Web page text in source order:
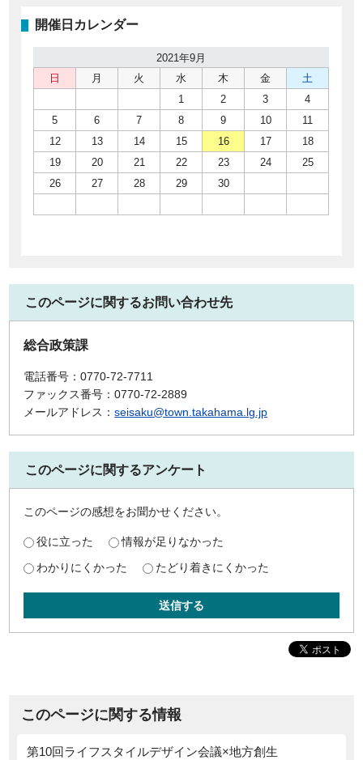
開催日カレンダー
2021年9月
日
月 火 水 木 金
土
1
2 3
4
5
6 7 8 9 10
11
12
13 14 15 16 17
18
19
20 21 22 23 24
25
26
27 28 29 30
このページに関するお問い合わせ先
総合政策課
電話番号：0770-72-7711
ファックス番号：0770-72-2889
メールアドレス：seisaku@town.takahama.lg.jp
このページに関するアンケート
このページの感想をお聞かせください。
役に立った
情報が足りなかった
わかりにくかった
たどり着きにくかった
送信する
このページに関する情報
第10回ライフスタイルデザイン会議×地方創生